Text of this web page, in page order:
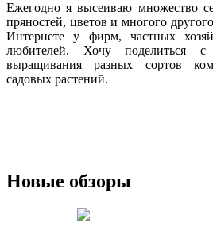
Ежегодно я высеиваю множество
пряностей, цветов и многого
Интернете у фирм, частных
любителей. Хочу поделиться
выращивания разных сортов
садовых растений.
Новые обзоры